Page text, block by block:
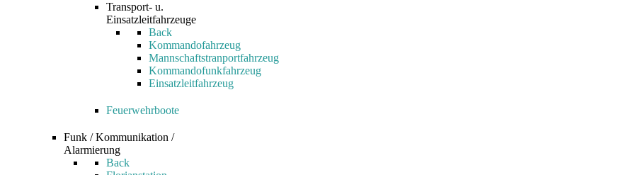
Transport- u.
Einsatzleitfahrzeuge
Back
Kommandofahrzeug
Mannschaftstranportfahrzeug
Kommandofunkfahrzeug
Einsatzleitfahrzeug
Feuerwehrboote
Funk / Kommunikation /
Alarmierung
Back